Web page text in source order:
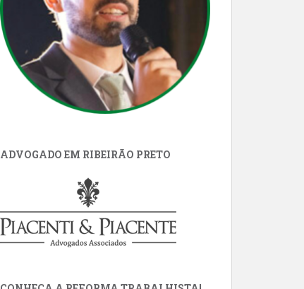
ADVOGADO EM RIBEIRÃO PRETO